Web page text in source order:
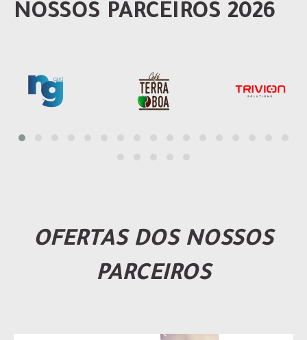
NOSSOS PARCEIROS 2026
OFERTAS DOS NOSSOS
PARCEIROS